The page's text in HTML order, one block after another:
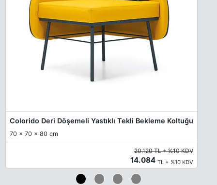
Colorido Deri Döşemeli Yastıklı Tekli Bekleme Koltuğu
70 x 70 x 80 cm
20.120 TL + %10 KDV
14.084 TL + %10 KDV